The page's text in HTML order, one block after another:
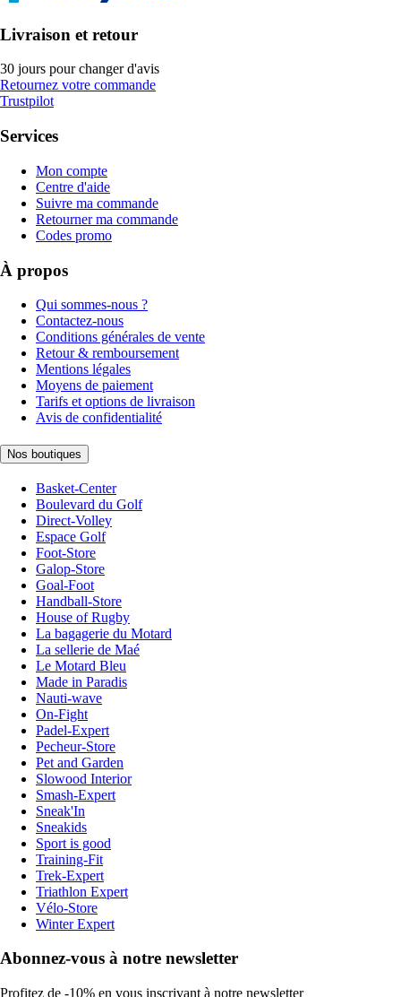
Livraison et retour
30 jours pour changer d'avis
Retournez votre commande
Trustpilot
Services
Mon compte
Centre d'aide
Suivre ma commande
Retourner ma commande
Codes promo
À propos
Qui sommes-nous ?
Contactez-nous
Conditions générales de vente
Retour & remboursement
Mentions légales
Moyens de paiement
Tarifs et options de livraison
Avis de confidentialité
Nos boutiques
Basket-Center
Boulevard du Golf
Direct-Volley
Espace Golf
Foot-Store
Galop-Store
Goal-Foot
Handball-Store
House of Rugby
La bagagerie du Motard
La sellerie de Maé
Le Motard Bleu
Made in Paradis
Nauti-wave
On-Fight
Padel-Expert
Pecheur-Store
Pet and Garden
Slowood Interior
Smash-Expert
Sneak'In
Sneakids
Sport is good
Training-Fit
Trek-Expert
Triathlon Expert
Vélo-Store
Winter Expert
Abonnez-vous à notre newsletter
Profitez de -10% en vous inscrivant à notre newsletter